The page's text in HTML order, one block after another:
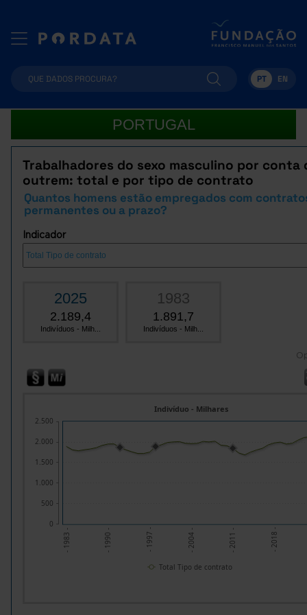
PT EN
PORTUGAL
Trabalhadores do sexo masculino por conta
outrem: total e por tipo de contrato
Quantos homens estão empregados com
permanentes ou a prazo?
Indicador
2025
2.189,4
Indivíduos - Milh...
1983
1.891,7
Indivíduos - Milh...
- 1983 - - 1990 - - 1997 - - 2004 - - 2011 - - 2018 -
Indivíduo - Milhares
0
500
1.000
1.500
2.000
2.500
Total Tipo de contrato